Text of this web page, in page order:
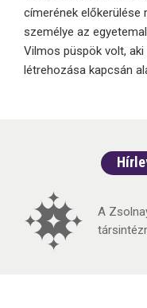
címerének
személye az
Vilmos püspök volt,
létrehozása kapcsán
A